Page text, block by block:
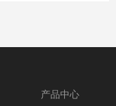
产品中心